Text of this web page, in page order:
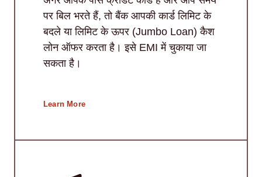
पर बिल भरते हैं, तो बैंक आपकी कार्ड लिमिट के
बदले या लिमिट के ऊपर (Jumbo Loan) कैश
लोन ऑफर करता है। इसे EMI में चुकाया जा
सकता है।
Learn More